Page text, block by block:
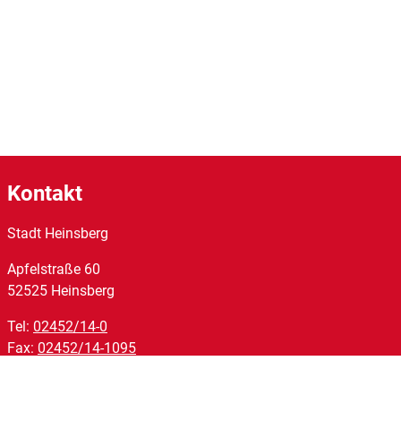
Kontakt
Stadt Heinsberg
Apfelstraße 60
52525 Heinsberg
Tel: 02452/14-0
Fax: 02452/14-1095